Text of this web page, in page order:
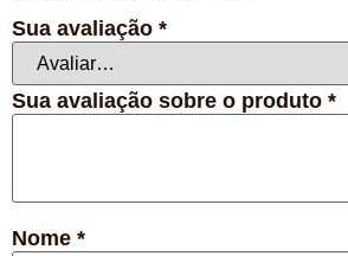
Sua avaliação *
Sua avaliação sobre o produto *
Nome *